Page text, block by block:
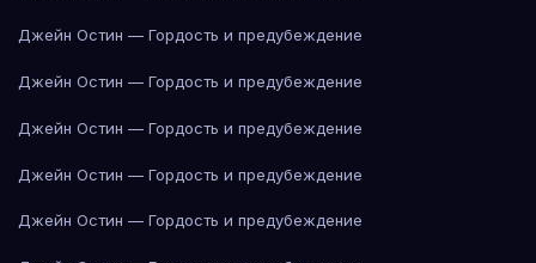
Джейн Остин — Гордость и предубеждение
Джейн Остин — Гордость и предубеждение
Джейн Остин — Гордость и предубеждение
Джейн Остин — Гордость и предубеждение
Джейн Остин — Гордость и предубеждение